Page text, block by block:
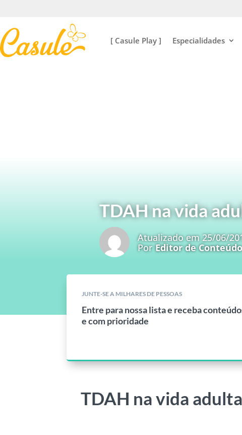
[ Casule Play ] Especialidades
TDAH na vida
Atualizado em 25/06/
PorEditor de Conteúdo
JUNTE-SE A MILHARES DE PESSOAS
Entre para nossa lista e receba
e com prioridade
TDAH na vida